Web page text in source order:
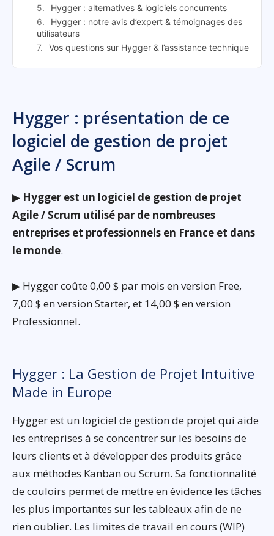
Hygger : alternatives & logiciels concurrents
Hygger : notre avis d’expert & témoignages des
utilisateurs
Vos questions sur Hygger & l’assistance technique
Hygger : présentation de ce
logiciel de gestion de projet
Agile / Scrum
▶ Hygger est un logiciel de gestion de projet
Agile / Scrum utilisé par de nombreuses
entreprises et professionnels en France et dans
le monde.
▶ Hygger coûte 0,00 $ par mois en version Free,
7,00 $ en version Starter, et 14,00 $ en version
Professionnel.
Hygger : La Gestion de Projet Intuitive
Made in Europe
Hygger est un logiciel de gestion de projet qui aide
les entreprises à se concentrer sur les besoins de
leurs clients et à développer des produits grâce
aux méthodes Kanban ou Scrum. Sa fonctionnalité
de couloirs permet de mettre en évidence les tâches
les plus importantes sur les tableaux afin de ne
rien oublier. Les limites de travail en cours (WIP)